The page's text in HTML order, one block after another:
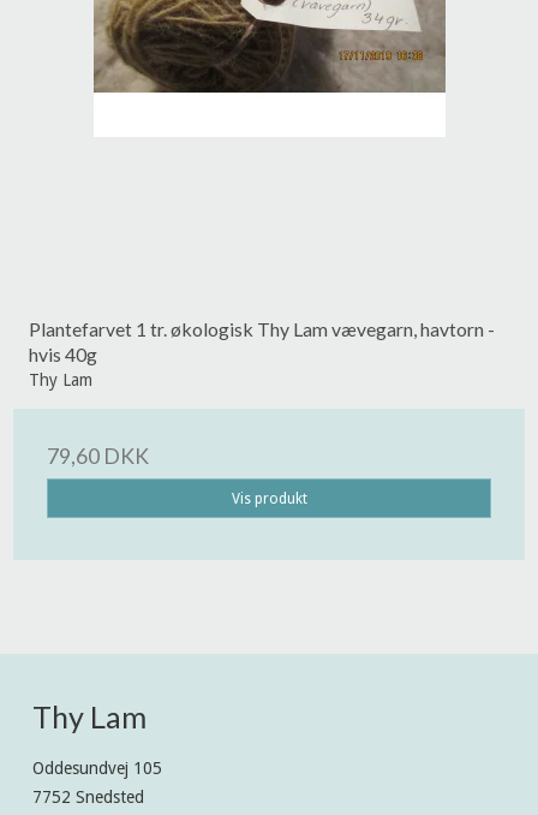
Plantefarvet 1 tr. økologisk Thy Lam vævegarn, havtorn -
hvis 40g
Thy Lam
79,60 DKK
Vis produkt
Thy Lam
Oddesundvej 105
7752 Snedsted